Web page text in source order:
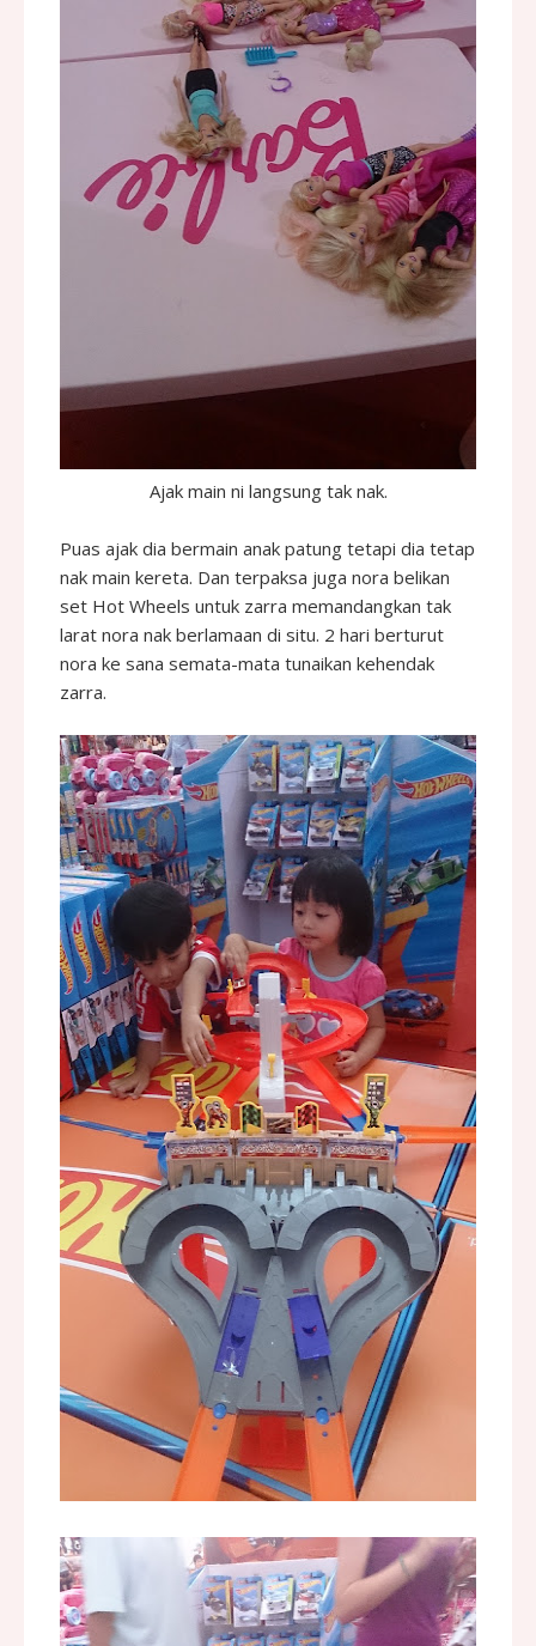
Ajak main ni langsung tak nak.
Puas ajak dia bermain anak patung tetapi dia tetap
nak main kereta. Dan terpaksa juga nora belikan
set Hot Wheels untuk zarra memandangkan tak
larat nora nak berlamaan di situ. 2 hari berturut
nora ke sana semata-mata tunaikan kehendak
zarra.